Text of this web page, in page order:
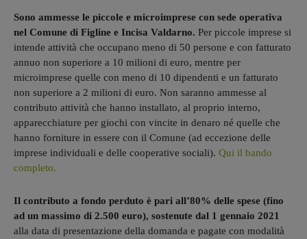
Sono ammesse le piccole e microimprese con sede operativa
nel Comune di Figline e Incisa Valdarno. Per piccole imprese si
intende attività che occupano meno di 50 persone e con fatturato
annuo non superiore a 10 milioni di euro, mentre per
microimprese quelle con meno di 10 dipendenti e un fatturato
non superiore a 2 milioni di euro. Non saranno ammesse al
contributo attività che hanno installato, al proprio interno,
apparecchiature per giochi con vincite in denaro né quelle che
hanno forniture in essere con il Comune (ad eccezione delle
imprese individuali e delle cooperative sociali). Qui il bando
completo.
Il contributo a fondo perduto è pari all’80% delle spese (fino
ad un massimo di 2.500 euro), sostenute dal 1 gennaio 2021
alla data di presentazione della domanda e pagate con modalità